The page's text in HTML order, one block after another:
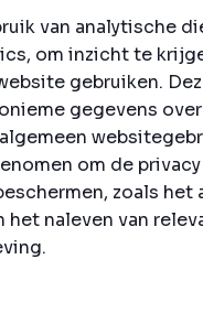
van analytische
om inzicht te
gebruiken.
gegevens
om de
zoals het
het naleven van